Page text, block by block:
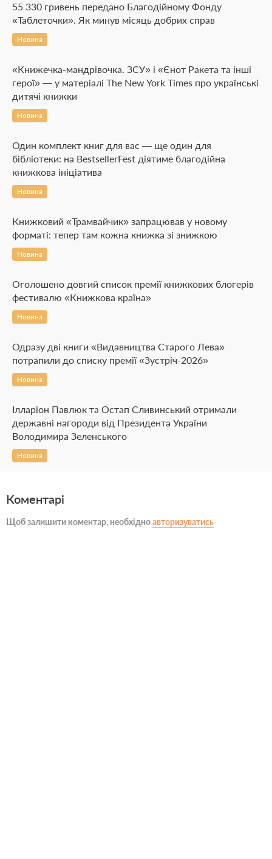
55 330 гривень передано Благодійному Фонду
«Таблеточки». Як минув місяць добрих справ
Новина
«Книжечка-мандрівочка. ЗСУ» і «Єнот Ракета та інші
герої» — у матеріалі The New York Times про українські
дитячі книжки
Новина
Один комплект книг для вас — ще один для
бібліотеки: на BestsellerFest діятиме благодійна
книжкова ініціатива
Новина
Книжковий «Трамвайчик» запрацював у новому
форматі: тепер там кожна книжка зі знижкою
Новина
Оголошено довгий список премії книжкових блогерів
фестивалю «Книжкова країна»
Новина
Одразу дві книги «Видавництва Старого Лева»
потрапили до списку премії «Зустріч-2026»
Новина
Ілларіон Павлюк та Остап Сливинський отримали
державні нагороди від Президента України
Володимира Зеленського
Новина
Коментарі
Щоб залишити коментар, необхідноавторизуватись